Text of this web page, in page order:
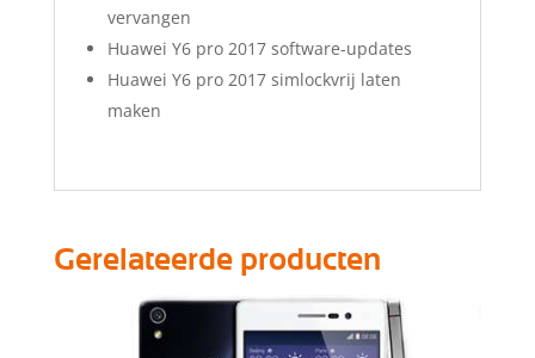
vervangen
Huawei Y6 pro 2017 software-updates
Huawei Y6 pro 2017 simlockvrij laten
maken
Gerelateerde producten